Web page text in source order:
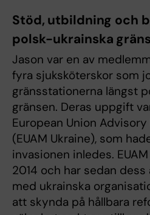
Stöd, utbildning och
polsk-ukrainska
Jason var en av
fyra sjuksköterskor som
gränsstationerna längst
gränsen. Deras uppgift
European Union
(EUAM Ukraine), som
invasionen inledes.
2014 och har sedan
med ukrainska
att skynda på hållbara